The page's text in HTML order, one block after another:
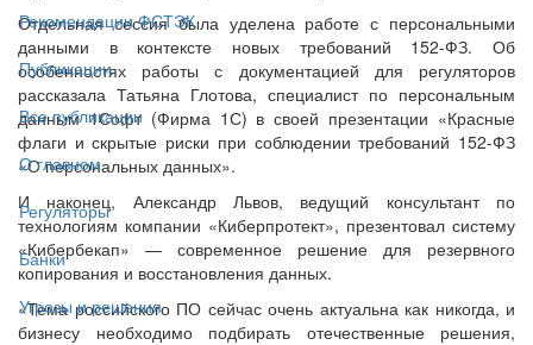
Рекомендации ФСТЭК
Публикации
Все публикации
О главном
Регуляторы
Банки
Угрозы и решения
Отдельная сессия была уделена работе с персональными
данными в контексте новых требований 152-ФЗ. Об
особенностях работы с документацией для регуляторов
рассказала Татьяна Глотова, специалист по персональным
данным 1Софт (Фирма 1С) в своей презентации «Красные
флаги и скрытые риски при соблюдении требований 152-ФЗ
«О персональных данных».
И наконец, Александр Львов, ведущий консультант по
технологиям компании «Киберпротект», презентовал систему
«Кибербекап» — современное решение для резервного
копирования и восстановления данных.
«Тема российского ПО сейчас очень актуальна как никогда, и
бизнесу необходимо подбирать отечественные решения,